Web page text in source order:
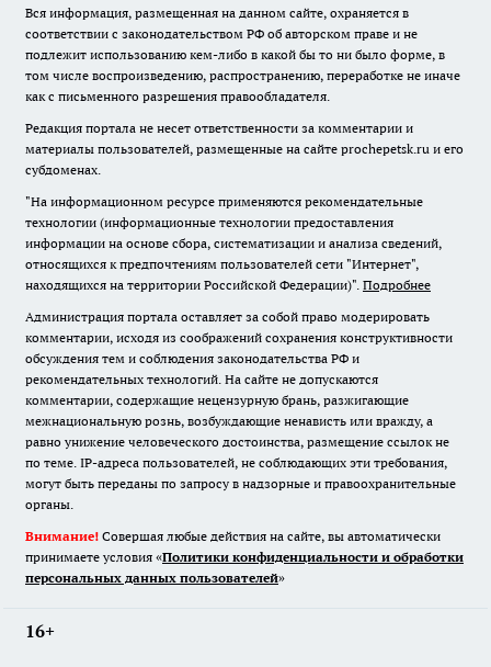
Вся информация, размещенная на данном сайте, охраняется в
соответствии с законодательством РФ об авторском праве и не
подлежит использованию кем-либо в какой бы то ни было форме, в
том числе воспроизведению, распространению, переработке не иначе
как с письменного разрешения правообладателя.
Редакция портала не несет ответственности за комментарии и
материалы пользователей, размещенные на сайте prochepetsk.ru и его
субдоменах.
"На информационном ресурсе применяются рекомендательные
технологии (информационные технологии предоставления
информации на основе сбора, систематизации и анализа сведений,
относящихся к предпочтениям пользователей сети "Интернет",
находящихся на территории Российской Федерации)". Подробнее
Администрация портала оставляет за собой право модерировать
комментарии, исходя из соображений сохранения конструктивности
обсуждения тем и соблюдения законодательства РФ и
рекомендательных технологий. На сайте не допускаются
комментарии, содержащие нецензурную брань, разжигающие
межнациональную рознь, возбуждающие ненависть или вражду, а
равно унижение человеческого достоинства, размещение ссылок не
по теме. IP-адреса пользователей, не соблюдающих эти требования,
могут быть переданы по запросу в надзорные и правоохранительные
органы.
Внимание! Совершая любые действия на сайте, вы автоматически
принимаете условия «Политики конфиденциальности и обработки
персональных данных пользователей»
16+